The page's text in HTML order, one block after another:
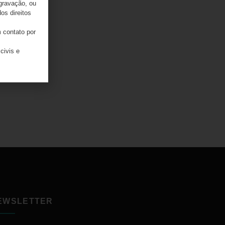
ou
direitos
contato por
e